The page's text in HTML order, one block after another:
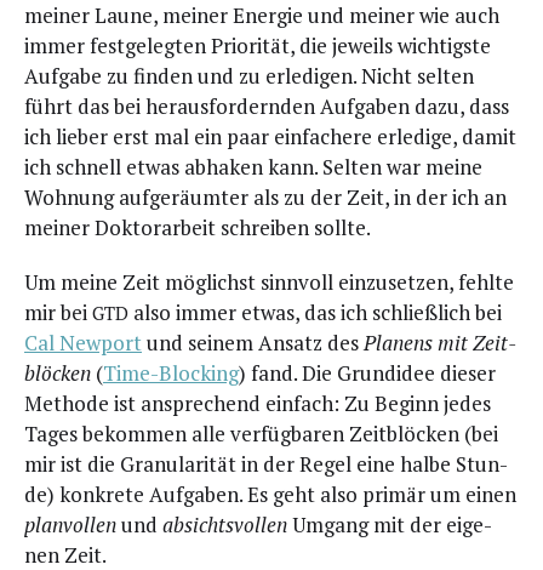
mei­ner Lau­ne, mei­ner Ener­gie und mei­ner wie auch
immer fest­ge­leg­ten Prio­ri­tät, die jeweils wich­tigs­te
Auf­ga­be zu fin­den und zu erle­di­gen. Nicht sel­ten
führt das bei her­aus­for­dern­den Auf­ga­ben dazu, dass
ich lie­ber erst mal ein paar ein­fa­che­re erle­di­ge, damit
ich schnell etwas abha­ken kann. Sel­ten war mei­ne
Woh­nung auf­ge­räum­ter als zu der Zeit, in der ich an
mei­ner Dok­tor­ar­beit schrei­ben sollte.
Um mei­ne Zeit mög­lichst sinn­voll ein­zu­set­zen, fehl­te
mir bei GTD also immer etwas, das ich schließ­lich bei
Cal New­portund sei­nem Ansatz desPla­nens mit Zeit­
blö­cken (Time-Blo­cking) fand. Die Grund­idee die­ser
Metho­de ist anspre­chend ein­fach: Zu Beginn jedes
Tages bekom­men alle ver­füg­ba­ren Zeit­blö­cken (bei
mir ist die Gra­nu­la­ri­tät in der Regel eine hal­be Stun­
de) kon­kre­te Auf­ga­ben. Es geht also pri­mär um einen
plan­vol­lenund absichts­vol­lenUmgang mit der eige­
nen Zeit.